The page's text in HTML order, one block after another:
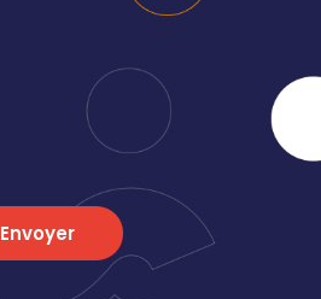
Envoyer